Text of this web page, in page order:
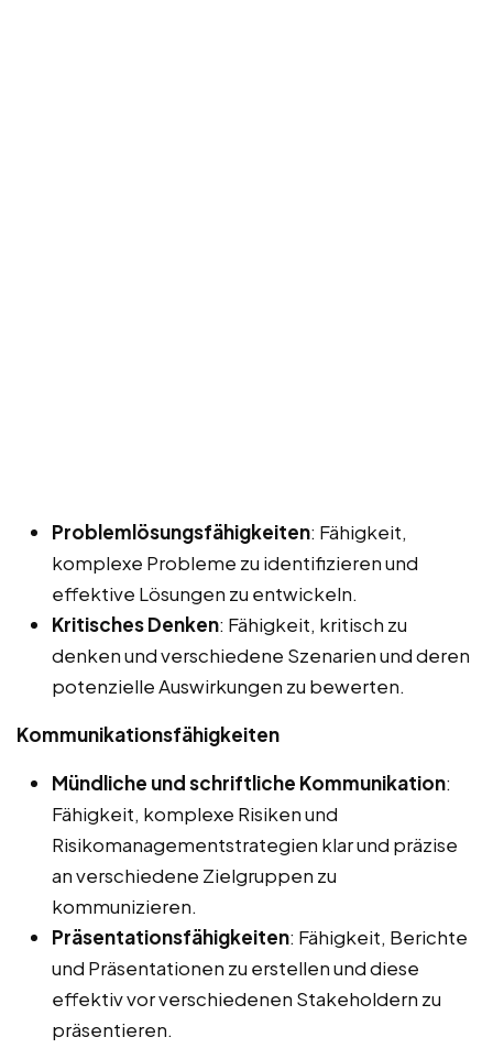
Problemlösungsfähigkeiten: Fähigkeit,
komplexe Probleme zu identifizieren und
effektive Lösungen zu entwickeln.
Kritisches Denken: Fähigkeit, kritisch zu
denken und verschiedene Szenarien und deren
potenzielle Auswirkungen zu bewerten.
Kommunikationsfähigkeiten
Mündliche und schriftliche Kommunikation:
Fähigkeit, komplexe Risiken und
Risikomanagementstrategien klar und präzise
an verschiedene Zielgruppen zu
kommunizieren.
Präsentationsfähigkeiten: Fähigkeit, Berichte
und Präsentationen zu erstellen und diese
effektiv vor verschiedenen Stakeholdern zu
präsentieren.